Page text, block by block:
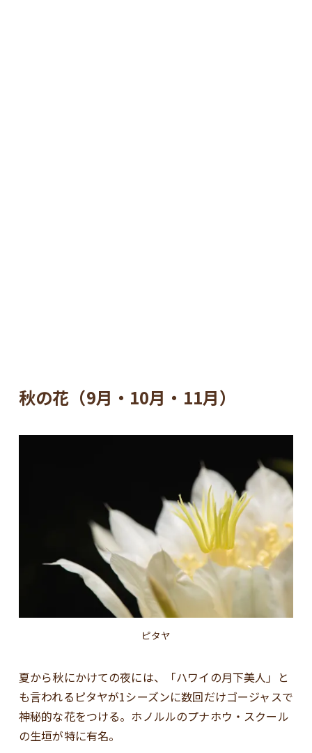
秋の花（9月・10月・11月）
ピタヤ
夏から秋にかけての夜には、「ハワイの月下美人」と
も言われるピタヤが1シーズンに数回だけゴージャスで
神秘的な花をつける。ホノルルのプナホウ・スクール
の生垣が特に有名。